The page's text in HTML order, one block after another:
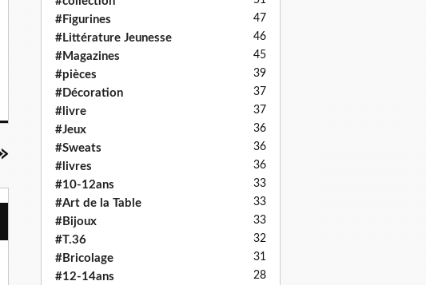
#Figurines 47
#Littérature Jeunesse 46
#Magazines 45
#pièces 39
#Décoration 37
#livre 37
#Jeux 36
#Sweats 36
#livres 36
#10-12ans 33
#Art de la Table 33
#Bijoux 33
#T.36 32
#Bricolage 31
#12-14ans 28